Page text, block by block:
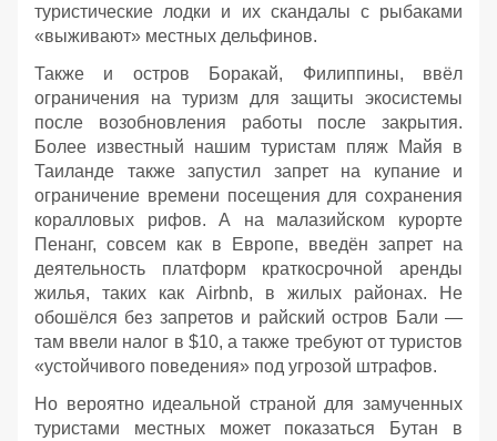
туристические лодки и их скандалы с рыбаками
«выживают» местных дельфинов.
Также и остров Боракай, Филиппины, ввёл
ограничения на туризм для защиты экосистемы
после возобновления работы после закрытия.
Более известный нашим туристам пляж Майя в
Таиланде также запустил запрет на купание и
ограничение времени посещения для сохранения
коралловых рифов. А на малазийском курорте
Пенанг, совсем как в Европе, введён запрет на
деятельность платформ краткосрочной аренды
жилья, таких как Airbnb, в жилых районах. Не
обошёлся без запретов и райский остров Бали —
там ввели налог в $10, а также требуют от туристов
«устойчивого поведения» под угрозой штрафов.
Но вероятно идеальной страной для замученных
туристами местных может показаться Бутан в